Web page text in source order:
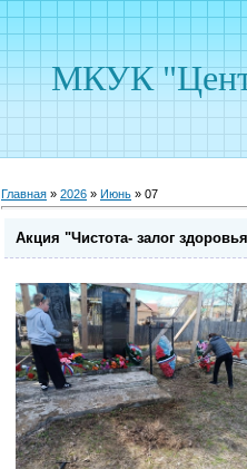
МКУК
Главная » 2026 » Июнь » 07
Акция "Чистота- залог